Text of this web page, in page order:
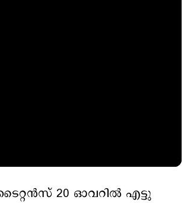
ടൈറ്റന്‍സ് 20 ഓവറിൽ എട്ടു